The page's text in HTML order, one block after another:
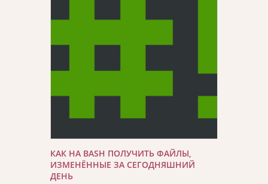
КАК НА BASH ПОЛУЧИТЬ ФАЙЛЫ,
ИЗМЕНЁННЫЕ ЗА СЕГОДНЯШНИЙ
ДЕНЬ